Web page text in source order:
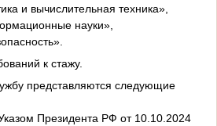
и вычислительная техника»,
науки»,
к стажу.
представляются следующие
Президента РФ от 10.10.2024